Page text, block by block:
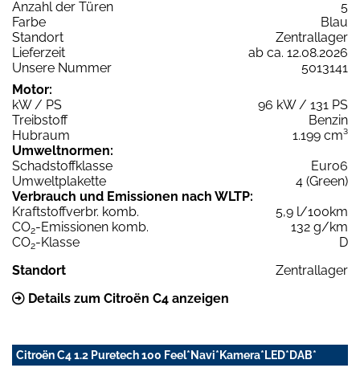
Anzahl der Türen
5
Farbe
Blau
Standort
Zentrallager
Lieferzeit
ab ca. 12.08.2026
Unsere Nummer
5013141
Motor:
kW / PS
96 kW / 131 PS
Treibstoff
Benzin
Hubraum
1.199 cm³
Umweltnormen:
Schadstoffklasse
Euro6
Umweltplakette
4 (Green)
Verbrauch und Emissionen nach WLTP:
Kraftstoffverbr. komb.
5,9 l/100km
CO2-Emissionen komb.
132 g/km
CO2-Klasse
D
Standort
Zentrallager
Details zum Citroën C4 anzeigen
Citroën C4 1.2 Puretech 100 Feel*Navi*Kamera*LED*DAB*